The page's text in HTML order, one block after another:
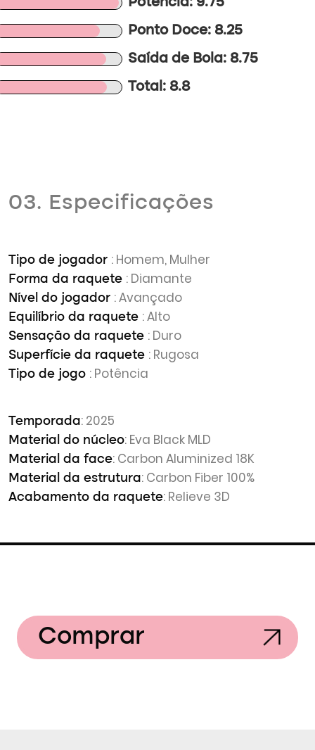
Potência: 9.75
Ponto Doce: 8.25
Saída de Bola: 8.75
Total: 8.8
03. Especificações
Tipo de jogador : Homem, Mulher
Forma da raquete : Diamante
Nível do jogador : Avançado
Equilíbrio da raquete : Alto
Sensação da raquete : Duro
Superfície da raquete : Rugosa
Tipo de jogo : Potência
Temporada: 2025
Material do núcleo: Eva Black MLD
Material da face: Carbon Aluminized 18K
Material da estrutura: Carbon Fiber 100%
Acabamento da raquete: Relieve 3D
Comprar